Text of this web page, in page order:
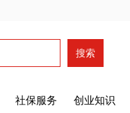
社保服务 创业知识